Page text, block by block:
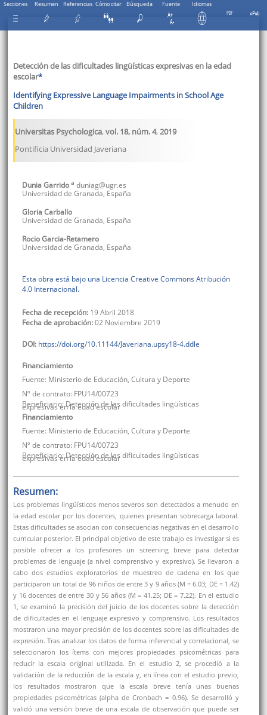
Secciones Resumen Referencias Cómo citar Búsqueda Fuente Idiomas
Detección de las dificultades lingüísticas expresivas en la edad
escolar*
Identifying Expressive Language Impairments in School Age
Children
Universitas Psychologica, vol. 18, núm. 4,2019
Pontificia Universidad Javeriana
DuniaGarrido a duniag@ugr.es
Universidad de Granada, España
GloriaCarballo
Universidad de Granada, España
RocioGarcia-Retamero
Universidad de Granada, España
Esta obra está bajo una Licencia Creative Commons Atribución
4.0 Internacional.
Fecha de recepción: 19 Abril 2018
Fecha de aprobación:02 Noviembre 2019
DOI: https://doi.org/10.11144/Javeriana.upsy18-4.ddle
Financiamiento
Fuente: Ministerio de Educación, Cultura y Deporte
Nº de contrato: FPU14/00723
Beneficiario:Detección de las dificultades lingüísticas
expresivas en la edad escolar
Financiamiento
Fuente: Ministerio de Educación, Cultura y Deporte
Nº de contrato: FPU14/00723
Beneficiario:Detección de las dificultades lingüísticas
expresivas en la edad escolar
Resumen:
Los problemas lingüísticos menos severos son detectados a menudo en
la edad escolar por los docentes, quienes presentan sobrecarga laboral.
Estas dificultades se asocian con consecuencias negativas en el desarrollo
curricular posterior. El principal objetivo de este trabajo es investigar si es
posible ofrecer a los profesores un screening breve para detectar
problemas de lenguaje (a nivel comprensivo y expresivo). Se llevaron a
cabo dos estudios exploratorios de muestreo de cadena en los que
participaron un total de 96 niños de entre 3 y 9 años (M = 6.03; DE = 1.42)
y 16 docentes de entre 30 y 56 años (M = 41.25; DE = 7.22). En el estudio
1, se examinó la precisión del juicio de los docentes sobre la detección
de dificultades en el lenguaje expresivo y comprensivo. Los resultados
mostraron una mayor precisión de los docentes sobre las dificultades de
expresión. Tras analizar los datos de forma inferencial y correlacional, se
seleccionaron los ítems con mejores propiedades psicométricas para
reducir la escala original utilizada. En el estudio 2, se procedió a la
validación de la reducción de la escala y, en línea con el estudio previo,
los resultados mostraron que la escala breve tenía unas buenas
propiedades psicométricas (alpha de Cronbach = 0.96). Se desarrolló y
validó una versión breve de una escala de observación que puede ser